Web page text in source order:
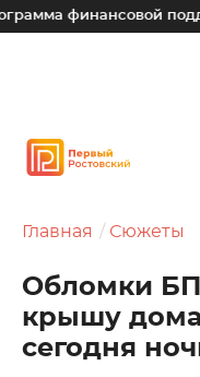
поддержки
Главная Сюжеты
Обломки
крышу дома
сегодня